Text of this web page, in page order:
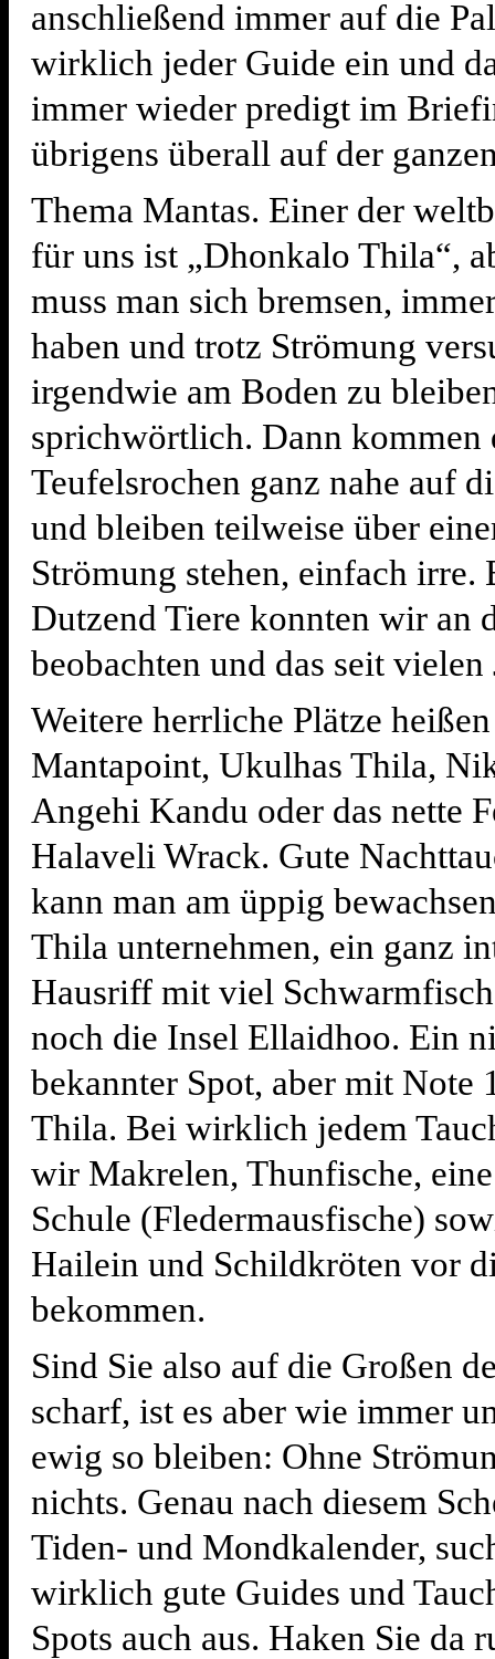
anschließend immer auf die
wirklich jeder Guide ein und
immer wieder predigt im
übrigens überall auf der
Thema Mantas. Einer der
für uns ist „Dhonkalo Thila“,
muss man sich bremsen,
haben und trotz Strömung
irgendwie am Boden zu
sprichwörtlich. Dann kommen
Teufelsrochen ganz nahe auf
und bleiben teilweise über
Strömung stehen, einfach irre.
Dutzend Tiere konnten wir an
beobachten und das seit vielen
Weitere herrliche Plätze
Mantapoint, Ukulhas Thila,
Angehi Kandu oder das nette
Halaveli Wrack. Gute
kann man am üppig
Thila unternehmen, ein ganz
Hausriff mit viel
noch die Insel Ellaidhoo. Ein
bekannter Spot, aber mit Note
Thila. Bei wirklich jedem
wir Makrelen, Thunfische,
Schule (Fledermausfische)
Hailein und Schildkröten vor
bekommen.
Sind Sie also auf die Großen
scharf, ist es aber wie immer
ewig so bleiben: Ohne
nichts. Genau nach diesem
Tiden- und Mondkalender,
wirklich gute Guides und
Spots auch aus. Haken Sie da